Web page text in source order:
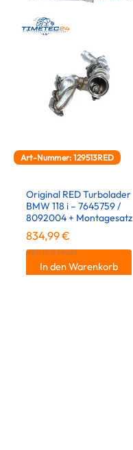
Art-Nummer: 129513RED
Original RED Turbolader
BMW 118 i – 7645759 /
8092004 + Montagesatz
834,99€
inkl. 19 % MwSt.
In den Warenkorb